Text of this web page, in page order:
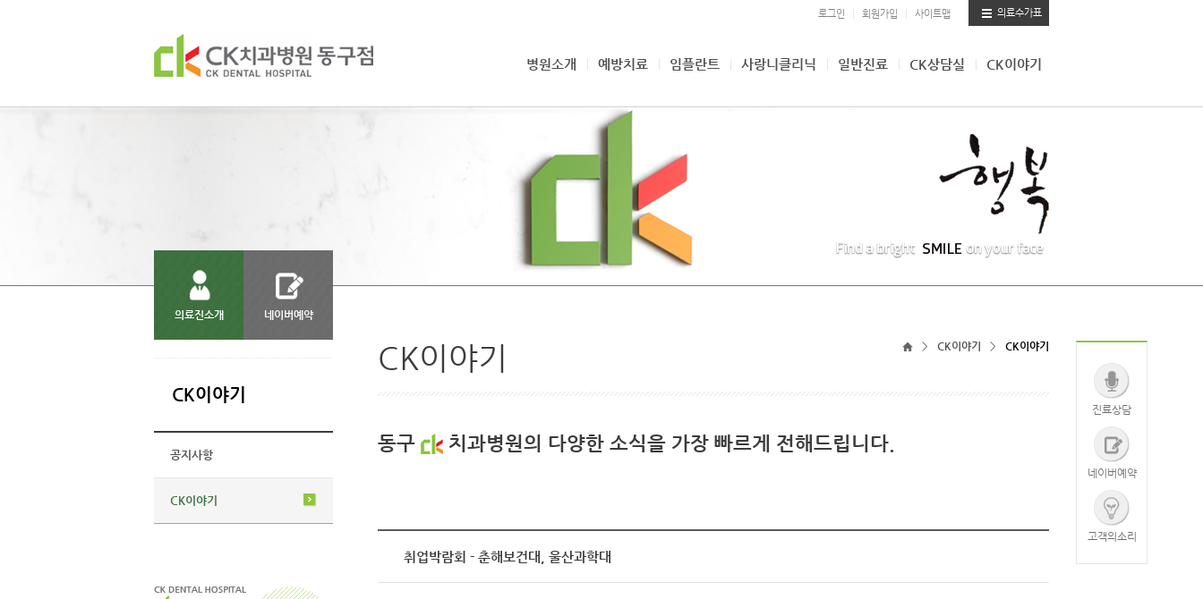
로그인 회원가입 사이트맵 의료수가표
병원소개 예방치료 임플란트 사랑니클리닉 일반진료 CK상담실 CK이야기
의료진소개 네이버예약
CK이야기
공지사항
CK이야기
CK이야기 > CK이야기 > CK이야기
동구 치과병원의 다양한 소식을 가장 빠르게 전해드립니다.
취업박람회 - 춘해보건대, 울산과학대
진료상담
네이버예약
고객의소리